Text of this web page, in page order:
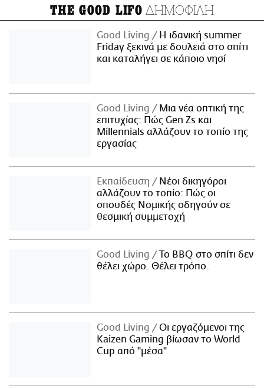
THE GOOD LIFO ΔΗΜΟΦΙΛΗ
Good Living
Η ιδανική summer
Friday ξεκινά με δουλειά στο σπίτι
και καταλήγει σε κάποιο νησί
Good Living
Μια νέα οπτική της
επιτυχίας: Πώς Gen Zs και
Millennials αλλάζουν το τοπίο της
εργασίας
Εκπαίδευση
Νέοι δικηγόροι
αλλάζουν το τοπίο: Πώς οι
σπουδές Νομικής οδηγούν σε
θεσμική συμμετοχή
Good Living
Το BBQ στο σπίτι δεν
θέλει χώρο. Θέλει τρόπο.
Good Living
Οι εργαζόμενοι της
Kaizen Gaming βίωσαν το World
Cup από "μέσα"